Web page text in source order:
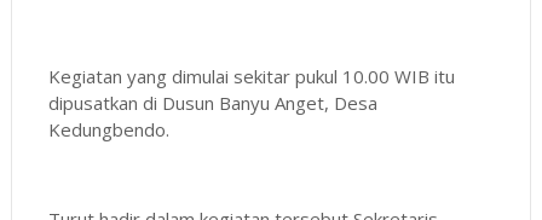
Kegiatan yang dimulai sekitar pukul 10.00 WIB itu
dipusatkan di Dusun Banyu Anget, Desa
Kedungbendo.